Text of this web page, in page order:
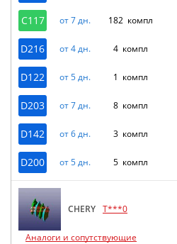
C117 от 7 дн. 182 компл
D216 от 4 дн. 4 компл
D122 от 5 дн. 1 компл
D203 от 7 дн. 8 компл
D142 от 6 дн. 3 компл
D200 от 5 дн. 5 компл
CHERY T***0
Аналоги и сопутствующие